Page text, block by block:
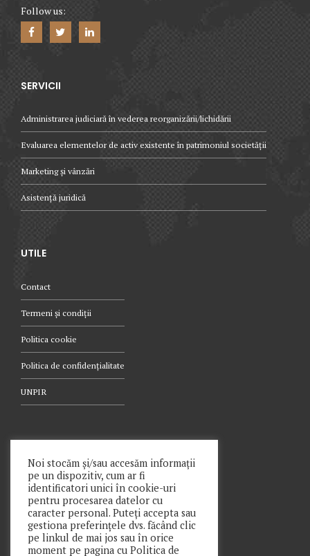
Follow us:
SERVICII
Administrarea judiciară în vederea reorganizării/lichidării
Evaluarea elementelor de activ existente în patrimoniul societății
Marketing și vânzări
Asistență juridică
UTILE
Contact
Termeni și condiții
Politica cookie
Politica de confidențialitate
UNPIR
021.340.0442
Copyright © Prime Insolv Practice SPRL 2021
Noi stocăm și/sau accesăm informații
pe un dispozitiv, cum ar fi
identificatori unici în cookie-uri
pentru procesarea datelor cu
caracter personal. Puteți accepta sau
gestiona preferințele dvs. făcând clic
pe linkul de mai jos sau în orice
moment pe pagina cu Politica de